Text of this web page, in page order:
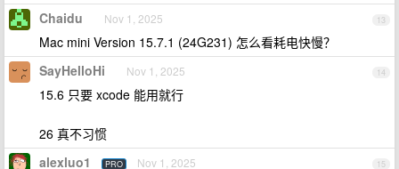
13
Chaidu Nov 1, 2025
Mac mini Version 15.7.1 (24G231) 怎么看耗电快慢？
14
SayHelloHi Nov 1, 2025
15.6 只要 xcode 能用就行
26 真不习惯
15
alexluo1 PRO Nov 1, 2025